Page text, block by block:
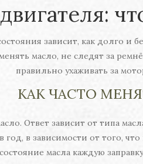
зависит, как долго и
масло, не следят за
правильно ухаживать за
КАК ЧАСТО
Ответ зависит от типа
год, в зависимости от того,
масла каждую